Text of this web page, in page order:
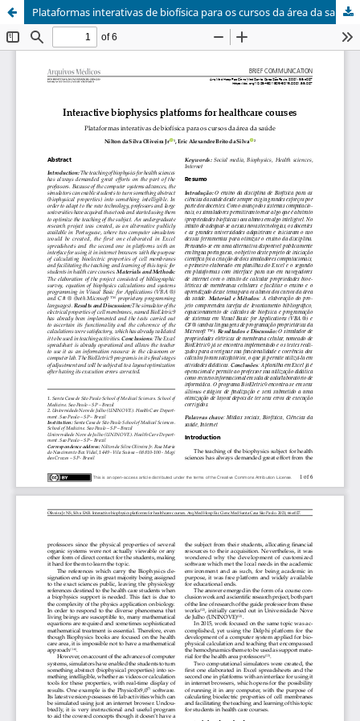
Plataformas interativas de biofísica para os cursos da área da saúde / Interactive biophysics platforms for healthcare courses